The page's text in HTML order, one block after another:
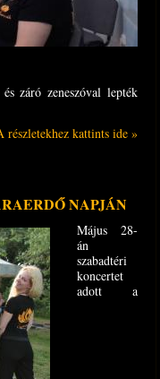
záró zeneszóval lepték
részletekhez kattints ide »
NAPJÁN
Május 28-
án
szabadtéri
koncertet
adott a